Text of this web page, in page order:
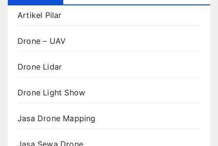
Artikel Pilar
Drone – UAV
Drone Lidar
Drone Light Show
Jasa Drone Mapping